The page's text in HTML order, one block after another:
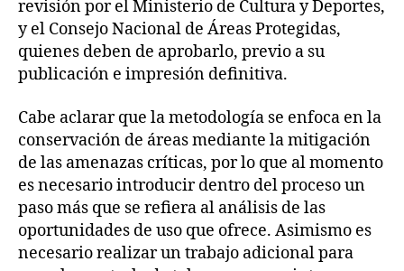
revisión por el Ministerio de Cultura y Deportes,
y el Consejo Nacional de Áreas Protegidas,
quienes deben de aprobarlo, previo a su
publicación e impresión definitiva.
Cabe aclarar que la metodología se enfoca en la
conservación de áreas mediante la mitigación
de las amenazas críticas, por lo que al momento
es necesario introducir dentro del proceso un
paso más que se refiera al análisis de las
oportunidades de uso que ofrece. Asimismo es
necesario realizar un trabajo adicional para